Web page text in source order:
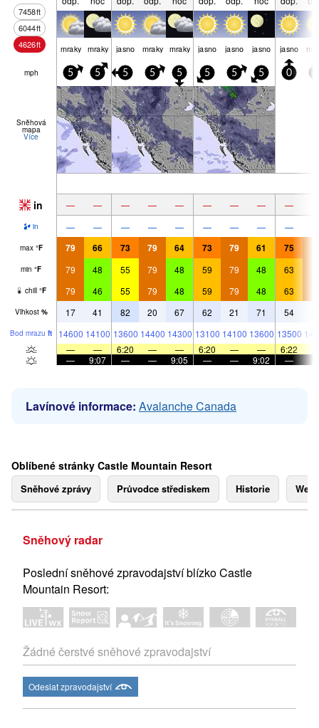
7458ft
6044ft
4626ft mraky mraky jasno mraky mraky jasno jasno jasno jasno
mph 5 5 5 5 5 5 5 5 0
Sněhová
mapa
Více
in — — — — — — — — —
in — — — — — — — — —
max °F 79 66 73 79 64 73 79 61 75
min °F 79 48 55 79 48 59 79 48 63
chill °F 79 46 55 79 48 59 79 48 63
Vlhkost % 17 41 82 20 67 62 21 71 54
Bod mrazu ft 14600 14100 13600 14400 14300 13100 14100 13600 13500
—
— 6:20 — — 6:20 — — 6:22
—
9:07 — — 9:05 — — 9:02 —
Lavínové informace: Avalanche Canada
Oblíbené stránky Castle Mountain Resort
Sněhové zprávy Průvodce střediskem Historie
Sněhový radar
Poslední sněhové zpravodajství blízko Castle
Mountain Resort:
Žádné čerstvé sněhové zpravodajství
Odeslat zpravodajství